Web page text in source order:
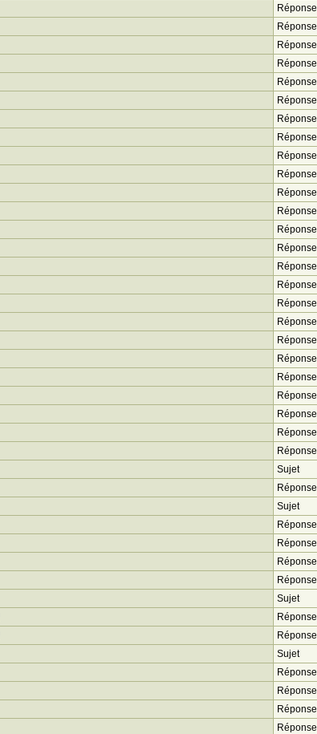
Réponse
Réponse
Réponse
Réponse
Réponse
Réponse
Réponse
Réponse
Réponse
Réponse
Réponse
Réponse
Réponse
Réponse
Réponse
Réponse
Réponse
Réponse
Réponse
Réponse
Réponse
Réponse
Réponse
Réponse
Réponse
Sujet
Réponse
Sujet
Réponse
Réponse
Réponse
Réponse
Sujet
Réponse
Réponse
Sujet
Réponse
Réponse
Réponse
Réponse